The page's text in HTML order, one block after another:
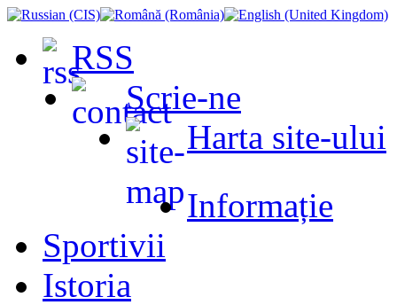
RSS
Scrie-ne
Harta site-ului
Informație
Sportivii
Istoria